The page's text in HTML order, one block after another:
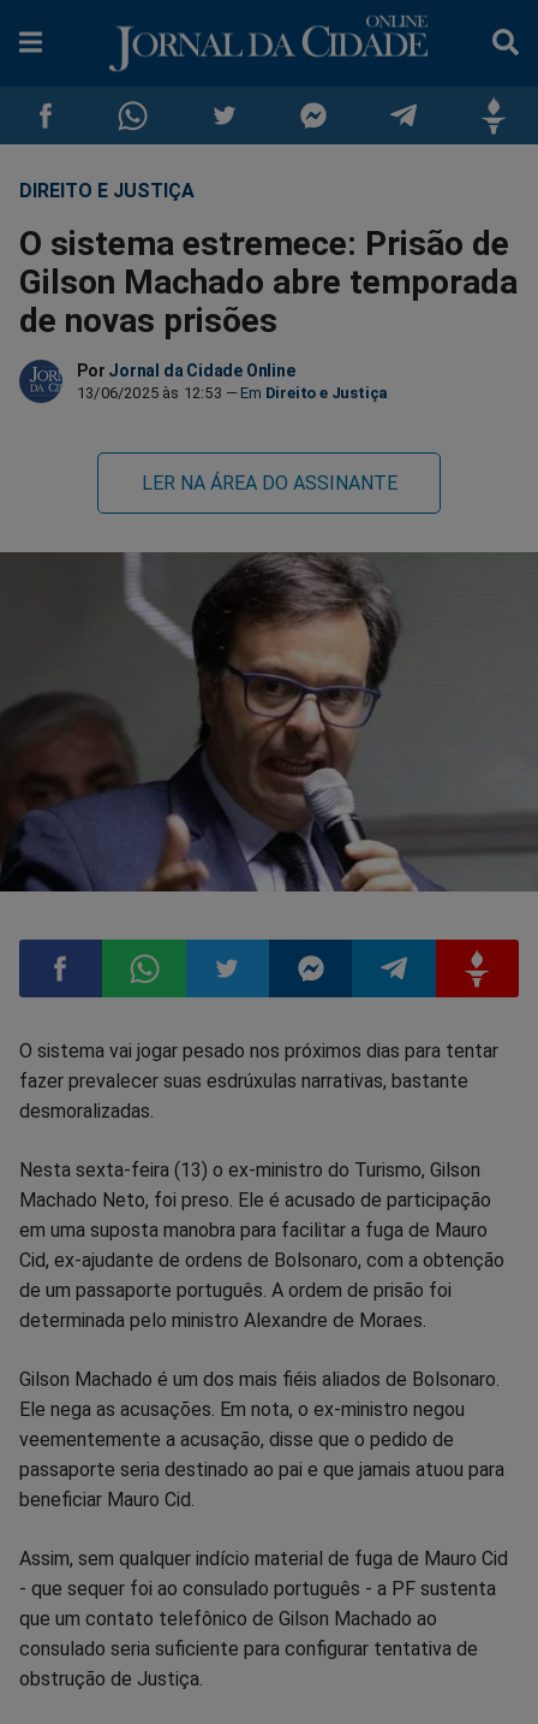
Compartilhar
no
Facebook
Compartilhar
no
Whatsapp
Compartilhar
no
Twitter
no
Messenger
no
no
DIREITO E JUSTIÇA
O sistema estremece: Prisão de
Gilson Machado abre temporada
de novas prisões
Por Jornal da Cidade Online
13/06/2025 às 12:53 Direito e Justiça
LER NA ÁREA DO ASSINANTE
Compartilhar
no
Facebook
Compartilhar
no
Whatsapp
Compartilhar
Twitter
Compartilhar
Messenger
Compartilhar
TelegramGettr
O sistema vai jogar pesado nos próximos dias para tentar
fazer prevalecer suas esdrúxulas narrativas, bastante
desmoralizadas.
Nesta sexta-feira (13) o ex-ministro do Turismo, Gilson
Machado Neto, foi preso. Ele é acusado de participação
em uma suposta manobra para facilitar a fuga de Mauro
Cid, ex-ajudante de ordens de Bolsonaro, com a obtenção
de um passaporte português. A ordem de prisão foi
determinada pelo ministro Alexandre de Moraes.
Gilson Machado é um dos mais fiéis aliados de Bolsonaro.
Ele nega as acusações. Em nota, o ex-ministro negou
veementemente a acusação, disse que o pedido de
passaporte seria destinado ao pai e que jamais atuou para
beneficiar Mauro Cid.
Assim, sem qualquer indício material de fuga de Mauro Cid
- que sequer foi ao consulado português - a PF sustenta
que um contato telefônico de Gilson Machado ao
consulado seria suficiente para configurar tentativa de
obstrução de Justiça.